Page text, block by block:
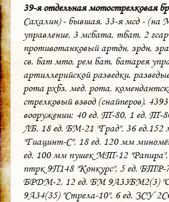
39-я отдельная мотострелковая
Сахалин) - бывшая. 33-я мсд -
управление, 3 мсбата, тбат, 2
противотанковый артдн, зрдн,
св, бат мто, рем бат, батарея
артиллерийской разведки,
рота рхбз, мед. рота,
стрелковый взвод (снайперов).
вооружении: 40 ед. Т-80, 1 ед.
ЛБ, 18 ед. БМ-21 "Град", 36 ед.152
"Гиацинт-С", 18 ед. 120 мм
ед. 100 мм пушек МТ-12 "Рапира",
птрк 9П148 "Конкурс", 5 ед. БТР-
БРДМ-2, 12 ед. БМ 9А33БМ2(3)
9А34(35) "Стрела-10", 6 ед. ЗСУ